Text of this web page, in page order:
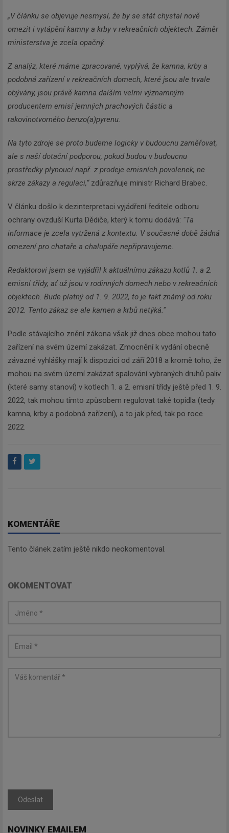
„V článku se objevuje nesmysl, že by se stát chystal nově
omezit i vytápění kamny a krby v rekreačních objektech. Záměr
ministerstva je zcela opačný.
Z analýz, které máme zpracované, vyplývá, že kamna, krby a
podobná zařízení v rekreačních domech, které jsou ale trvale
obývány, jsou právě kamna dalším velmi významným
producentem emisí jemných prachových částic a
rakovinotvorného benzo(a)pyrenu.
Na tyto zdroje se proto budeme logicky v budoucnu zaměřovat,
ale s naší dotační podporou, pokud budou v budoucnu
prostředky plynoucí např. z prodeje emisních povolenek, ne
skrze zákazy a regulaci,“zdůrazňuje ministr Richard Brabec.
V článku došlo k dezinterpretaci vyjádření ředitele odboru
ochrany ovzduší Kurta Dědiče, který k tomu dodává: "Ta
informace je zcela vytržená z kontextu. V současné době žádná
omezení pro chataře a chalupáře nepřipravujeme.
Redaktorovi jsem se vyjádřil k aktuálnímu zákazu kotlů 1. a 2.
emisní třídy, ať už jsou v rodinných domech nebo v rekreačních
objektech. Bude platný od 1. 9. 2022, to je fakt známý od roku
2012. Tento zákaz se ale kamen a krbů netýká."
Podle stávajícího znění zákona však již dnes obce mohou tato
zařízení na svém území zakázat. Zmocnění k vydání obecně
závazné vyhlášky mají k dispozici od září 2018 a kromě toho, že
mohou na svém území zakázat spalování vybraných druhů paliv
(které samy stanoví) v kotlech 1. a 2. emisní třídy ještě před 1. 9.
2022, tak mohou tímto způsobem regulovat také topidla (tedy
kamna, krby a podobná zařízení), a to jak před, tak po roce
2022.
KOMENTÁŘE
Tento článek zatím ještě nikdo neokomentoval.
OKOMENTOVAT
Odeslat
NOVINKY EMAILEM